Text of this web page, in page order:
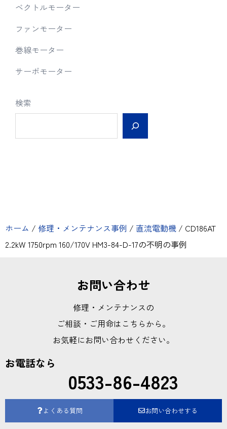
ベクトルモーター
ファンモーター
巻線モーター
サーボモーター
検索
ホーム / 修理・メンテナンス事例 / 直流電動機 / CD186AT
2.2kW 1750rpm 160/170V HM3-84-D-17の不明の事例
お問い合わせ
修理・メンテナンスの
ご相談・ご用命はこちらから。
お気軽にお問い合わせください。
お電話なら
0533-86-4823
よくある質問 お問い合わせする